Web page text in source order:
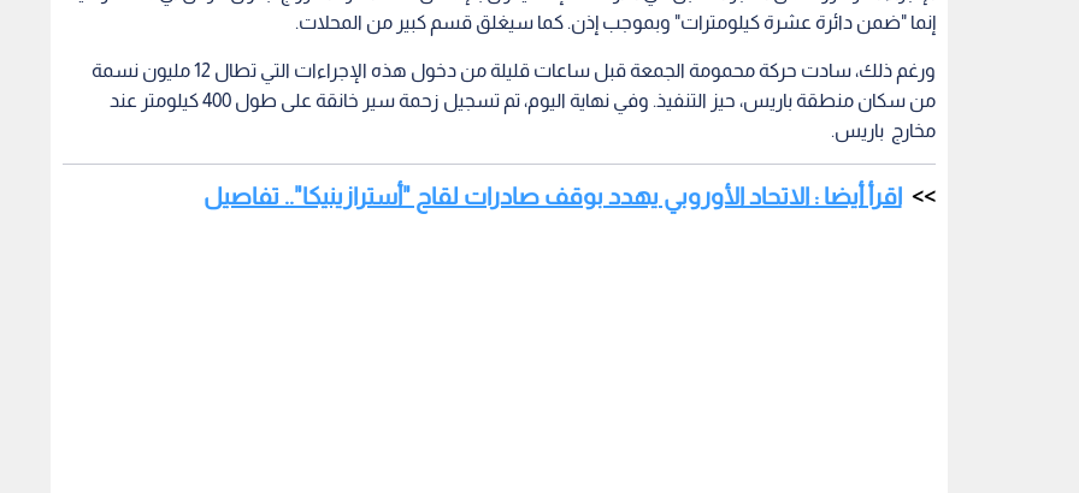
إنما "ضمن دائرة عشرة كيلومترات" وبموجب إذن. كما سيغلق قسم كبير من المحلات.
ورغم ذلك، سادت حركة محمومة الجمعة قبل ساعات قليلة من دخول هذه الإجراءات التي تطال 12 مليون نسمة
من سكان منطقة باريس، حيز التنفيذ. وفي نهاية اليوم، تم تسجيل زحمة سير خانقة على طول 400 كيلومتر عند
مخارج باريس.
اقرأ أيضا : الاتحاد الأوروبي يهدد بوقف صادرات لقاح "أسترازينيكا".. تفاصيل